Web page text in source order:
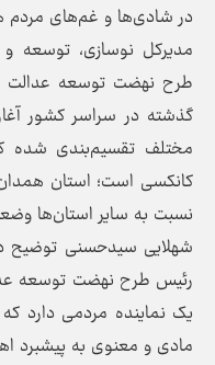
در شادی‌ها و غم‌های مردم
مدیرکل نوسازی، توسعه
طرح نهضت توسعه عدالت
گذشته در سراسر کشور
مختلف تقسیم‌بندی شده
کانکسی است؛ استان
نسبت به سایر استان‌ها
شهلایی سیدحسنی توضیح
رئیس طرح نهضت توسعه
یک نماینده مردمی دارد
مادی و معنوی به پیشبرد